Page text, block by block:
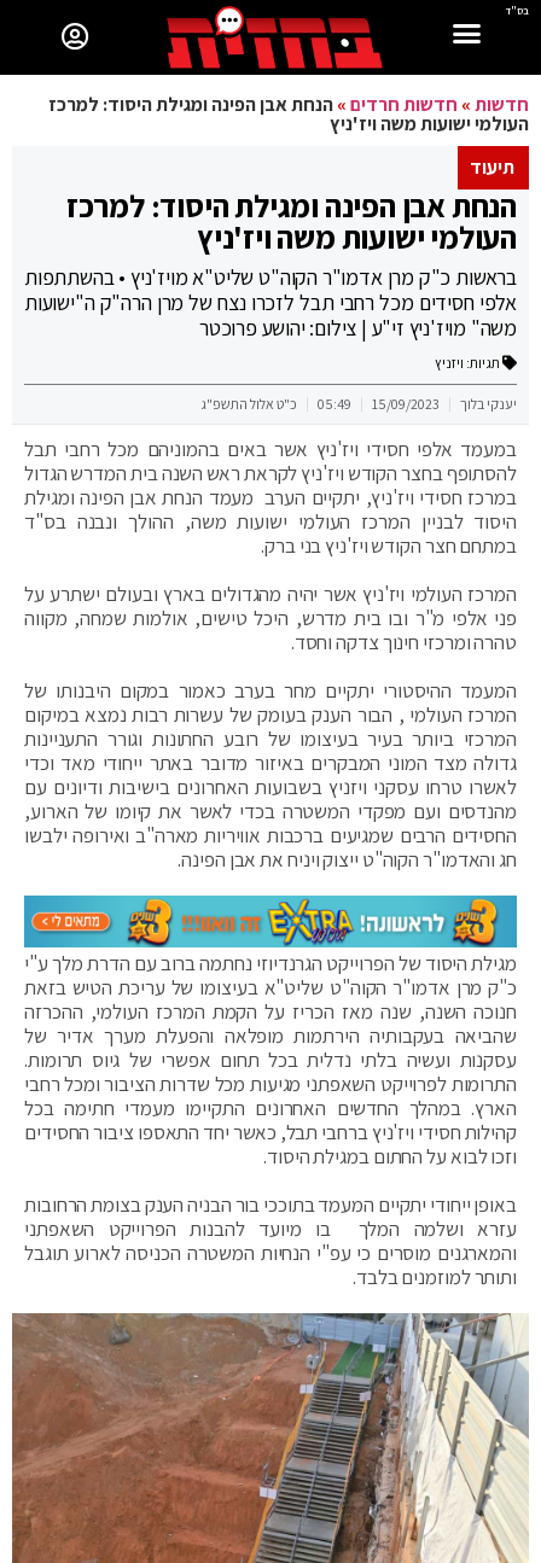
בס"ד
חדשות» חדשות חרדים»הנחת אבן הפינה ומגילת היסוד: למרכז
העולמי ישועות משה ויז'ניץ
תיעוד
הנחת אבן הפינה ומגילת היסוד: למרכז
העולמי ישועות משה ויז'ניץ
בראשות כ"ק מרן אדמו"ר הקוה"ט שליט"א מויז'ניץ • בהשתתפות
אלפי חסידים מכל רחבי תבל לזכרו נצח של מרן הרה"ק ה"ישועות
משה" מויז'ניץ זי"ע | צילום: יהושע פרוכטר
תגיות: ויזניץ
יענקי בלוך 15/09/2023
05:49 כ"ט אלול התשפ"ג
במעמד אלפי חסידי ויז'ניץ אשר באים בהמוניהם מכל רחבי תבל
להסתופף בחצר הקודש ויז'ניץ לקראת ראש השנה בית המדרש הגדול
במרכז חסידי ויז'ניץ, יתקיים הערב מעמד הנחת אבן הפינה ומגילת
היסוד לבניין המרכז העולמי ישועות משה, ההולך ונבנה בס"ד
במתחם חצר הקודש ויז'ניץ בני ברק.
המרכז העולמי ויז'ניץ אשר יהיה מהגדולים בארץ ובעולם ישתרע על
פני אלפי מ"ר ובו בית מדרש, היכל טישים, אולמות שמחה, מקווה
טהרה ומרכזי חינוך צדקה וחסד.
המעמד ההיסטורי יתקיים מחר בערב כאמור במקום היבנותו של
המרכז העולמי , הבור הענק בעומק של עשרות רבות נמצא במיקום
המרכזי ביותר בעיר בעיצומו של רובע החתונות וגורר התעניינות
גדולה מצד המוני המבקרים באיזור מדובר באתר ייחודי מאד וכדי
לאשרו טרחו עסקני ויזניץ בשבועות האחרונים בישיבות ודיונים עם
מהנדסים ועם מפקדי המשטרה בכדי לאשר את קיומו של הארוע,
החסידים הרבים שמגיעים ברכבות אוויריות מארה"ב ואירופה ילבשו
חג והאדמו"ר הקוה"ט ייצוק ויניח את אבן הפינה.
מגילת היסוד של הפרוייקט הגרנדיוזי נחתמה ברוב עם הדרת מלך ע"י
כ"ק מרן אדמו"ר הקוה"ט שליט"א בעיצומו של עריכת הטיש בזאת
חנוכה השנה, שנה מאז הכריז על הקמת המרכז העולמי, ההכרזה
שהביאה בעקבותיה הירתמות מופלאה והפעלת מערך אדיר של
עסקנות ועשיה בלתי נדלית בכל תחום אפשרי של גיוס תרומות.
התרומות לפרוייקט השאפתני מגיעות מכל שדרות הציבור ומכל רחבי
הארץ. במהלך החדשים האחרונים התקיימו מעמדי חתימה בכל
קהילות חסידי ויז'ניץ ברחבי תבל, כאשר יחד התאספו ציבור החסידים
וזכו לבוא על החתום במגילת היסוד.
באופן ייחודי יתקיים המעמד בתוככי בור הבניה הענק בצומת הרחובות
עזרא ושלמה המלך בו מיועד להבנות הפרוייקט השאפתני
והמארגנים מוסרים כי עפ"י הנחיות המשטרה הכניסה לארוע תוגבל
ותותר למוזמנים בלבד.